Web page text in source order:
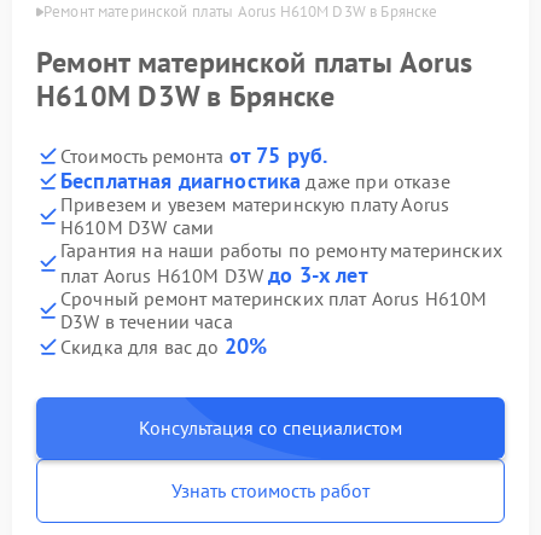
Ремонт материнской платы Aorus H610M D3W в Брянске
Ремонт материнской платы Aorus
H610M D3W в Брянске
Стоимость ремонта от 75 руб.
Бесплатная диагностика даже при отказе
Привезем и увезем материнскую плату Aorus
H610M D3W сами
Гарантия на наши работы по ремонту материнских
плат Aorus H610M D3Wдо 3-х лет
Срочный ремонт материнских плат Aorus H610M
D3W в течении часа
Скидка для вас до 20%
Консультация со специалистом
Узнать стоимость работ